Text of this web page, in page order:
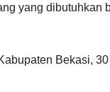
yang dibutuhkan
Bekasi, 30